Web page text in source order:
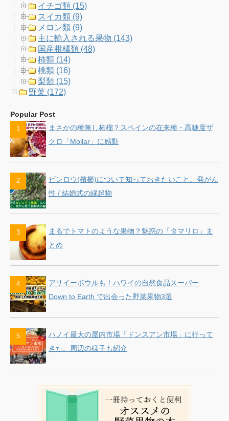
イチゴ類 (15)
スイカ類 (9)
メロン類 (9)
主に輸入される果物 (143)
国産柑橘類 (48)
柿類 (14)
桃類 (16)
梨類 (15)
野菜 (172)
Popular Post
まさかの種無し柘榴？スペインの在来種・高糖度ザ
クロ「Mollar」に感動
ビンロウ(檳榔)について知っておきたいこと。発がん
性 / 結婚式の縁起物
まるでトマトのような果物？魅惑の「タマリロ」ま
とめ
アサイーボウルも！ハワイの自然食品スーパー
Down to Earth で出会った野菜果物3選
ハノイ最大の屋内市場「ドンスアン市場」に行って
きた。周辺の様子も紹介